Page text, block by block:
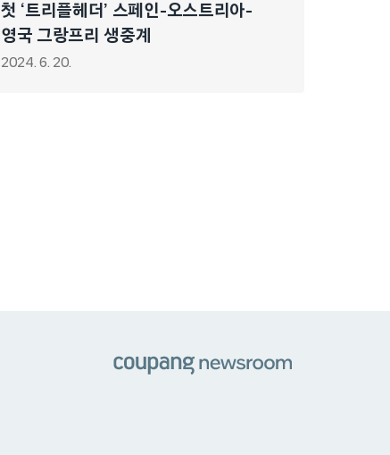
첫 ‘트리플헤더’ 스페인-오스트리아-
영국 그랑프리 생중계
2024. 6. 20.